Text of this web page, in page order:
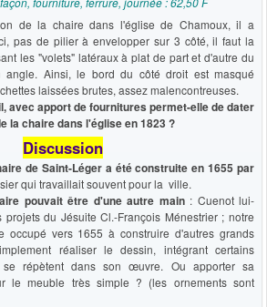
de la chaire dans l'église de Chamoux, il a
pas de pilier à envelopper sur 3 côté, il faut la
les "volets" latéraux à plat de part et d'autre du
Ainsi, le bord du côté droit est masqué
laissées brutes, assez malencontreuses.
avec apport de fournitures permet-elle de dater
la chaire dans l'église en 1823 ?
Discussion
de Saint-Léger a été construite en 1655 par
qui travaillait souvent pour la ville.
pouvait être d'une autre main: Cuenot lui-
du Jésuite Cl.-François Ménestrier ; notre
occupé vers 1655 à construire d'autres grands
réaliser le dessin, intégrant certains
se répètent dans son œuvre. Ou apporter sa
le meuble très simple ? (les ornements sont